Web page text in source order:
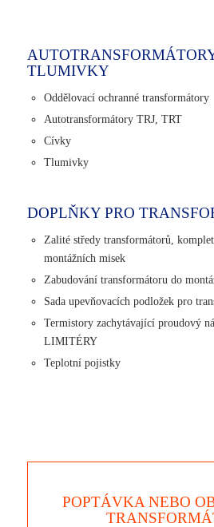
TLUMIVKY
Oddělovací ochranné transformátory
Autotransformátory TRJ, TRT
Cívky
Tlumivky
DOPLŇKY PRO
Zalité středy transformátorů,
montážních misek
Zabudování transformátoru do
Sada upevňovacích podložek pro
Termistory zachytávající proudový
LIMITÉRY
Teplotní pojistky
POPTÁVKA NEBO